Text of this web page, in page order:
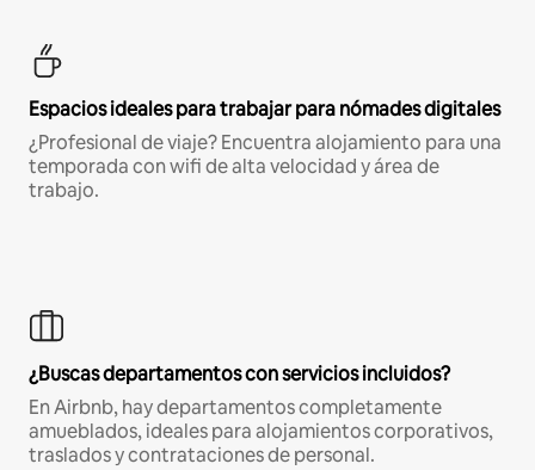
Espacios ideales para trabajar para nómades digitales
¿Profesional de viaje? Encuentra alojamiento para una
temporada con wifi de alta velocidad y área de
trabajo.
¿Buscas departamentos con servicios incluidos?
En Airbnb, hay departamentos completamente
amueblados, ideales para alojamientos corporativos,
traslados y contrataciones de personal.